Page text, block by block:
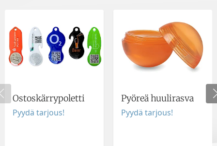
Ostoskärrypoletti
Pyydä tarjous!
Pyöreä huulirasva
Pyydä tarjous!